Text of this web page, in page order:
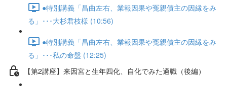
●特別講義「昌曲左右、業報因果や冤親債主の因縁をみ
る」･･･大杉君枝様 (10:56)
●特別講義「昌曲左右、業報因果や冤親債主の因縁をみ
る」･･･私の命盤 (12:25)
【第2講座】来因宮と生年四化、自化でみた適職（後編）